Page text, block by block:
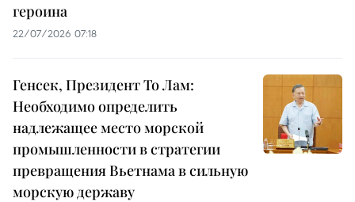
героина
22/07/2026 07:18
Генсек, Президент То Лам:
Необходимо определить
надлежащее место морской
промышленности в стратегии
превращения Вьетнама в сильную
морскую державу